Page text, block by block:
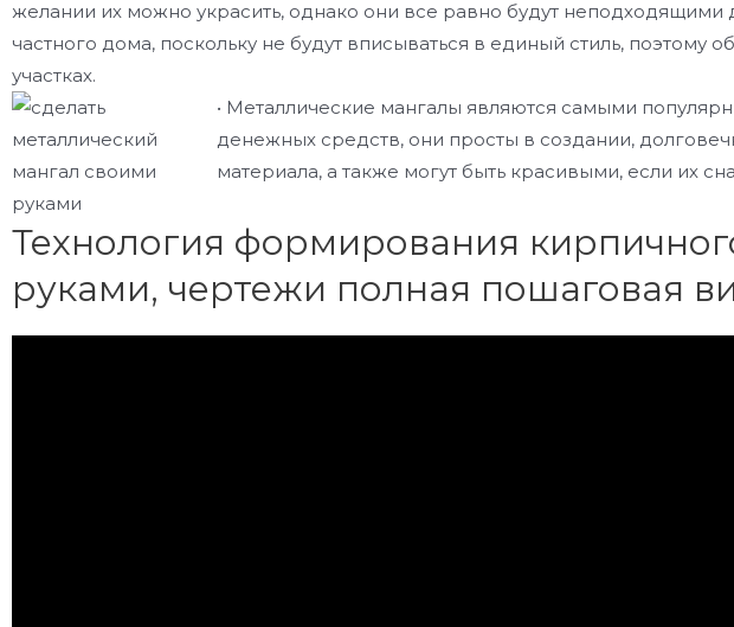
желании их можно украсить, однако они все равно будут неподходящими
частного дома, поскольку не будут вписываться в единый стиль, поэтому
участках.
• Металлические мангалы являются самыми
денежных средств, они просты в создании,
материала, а также могут быть красивыми, если их
Технология формирования
руками, чертежи полная пошаговая